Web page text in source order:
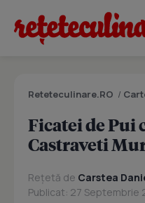
Reteteculinare.RO /
Ficatei de Pui
Castraveti
Rețetă de Carstea
Publicat: 27 Septembrie